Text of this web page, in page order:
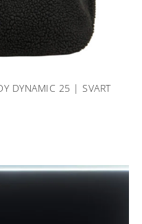
DYNAMIC 25 | SVART